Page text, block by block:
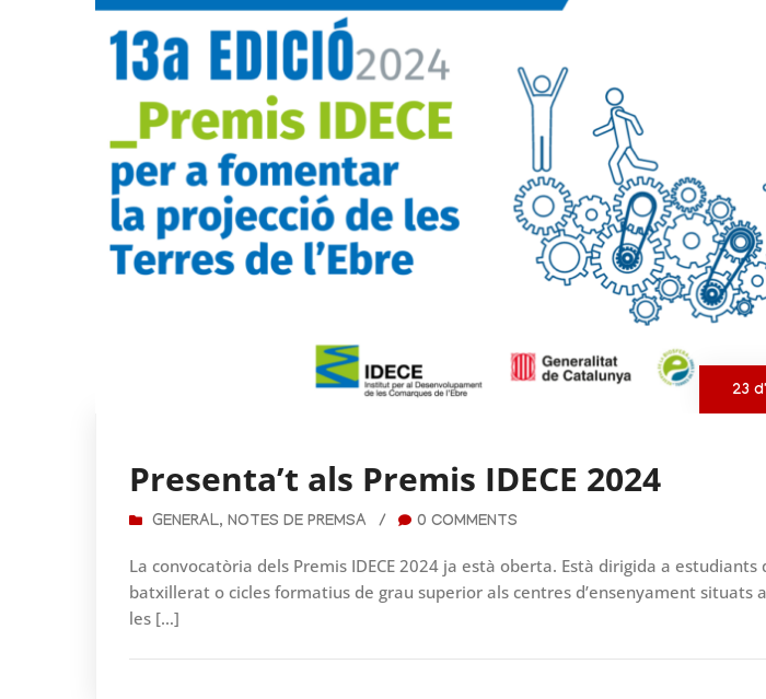
23
Presenta’t als Premis IDECE 2024
GENERAL, NOTES DE PREMSA / 0 COMMENTS
La convocatòria dels Premis IDECE 2024 ja està oberta. Està dirigida a estudiants
batxillerat o cicles formatius de grau superior als centres d’ensenyament situats
les […]